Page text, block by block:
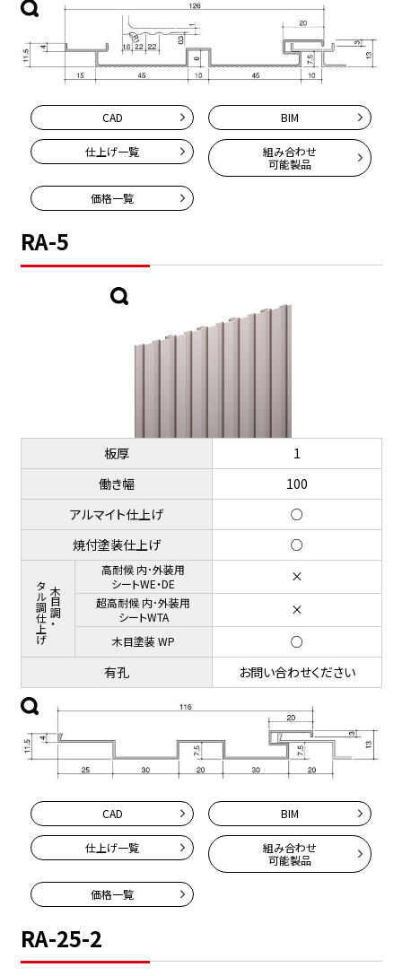
CAD BIM
仕上げ一覧
組み合わせ
可能製品
価格一覧
RA-5
板厚
1
働き幅
100
アルマイト仕上げ
○
焼付塗装仕上げ
○
木目調・
メタル調仕上げ
高耐候 内･外装用
シートWE・DE
×
超高耐候 内･外装用
シートWTA
×
木目塗装 WP
○
有孔
お問い合わせください
CAD BIM
仕上げ一覧
組み合わせ
可能製品
価格一覧
RA-25-2